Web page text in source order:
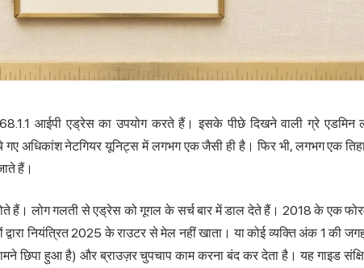
आईपी एड्रेसका उपयोग करते हैं। इसके पीछे दिखने वाली ग्रे एडमिन
अधिकांश नेटगियर यूनिट्स में लगभग एक जैसी ही है। फिर भी, लगभग एक
हैं।
हैं। लोग गलती से एड्रेस को गूगल के सर्च बार में डाल देते हैं। 2018 के एक
नियंत्रित 2025 के राउटर से मेल नहीं खाता। या कोई व्यक्ति अंक 1 की
छिपा हुआ है) और ब्राउज़र चुपचाप काम करना बंद कर देता है। यह गाइड